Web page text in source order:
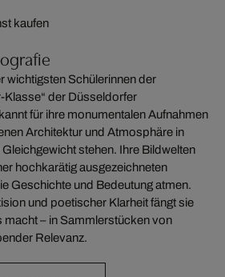
wichtigsten Schülerinnen der
Klasse“ der Düsseldorfer
für ihre monumentalen Aufnahmen
Architektur und Atmosphäre in
stehen. Ihre Bildwelten
hochkarätig ausgezeichneten
Geschichte und Bedeutung atmen.
und poetischer Klarheit fängt sie
macht – in Sammlerstücken von
Relevanz.